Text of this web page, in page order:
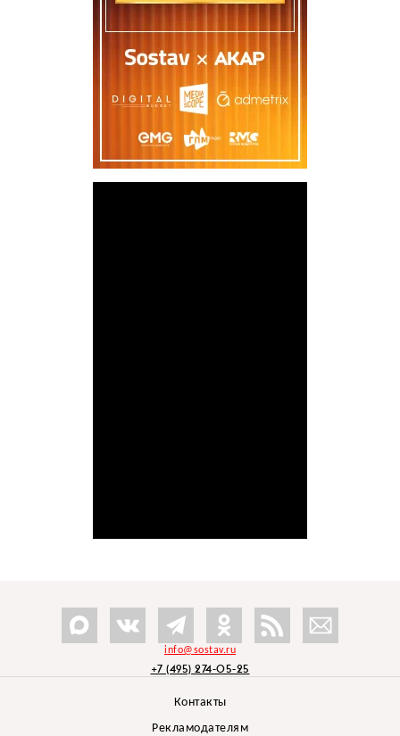
info@sostav.ru
+7 (495) 274-05-25
Контакты
Рекламодателям